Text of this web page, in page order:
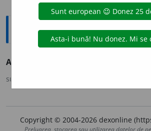
Antonime
Astupare
sursa:
Copyright © 2004-2026 dexonline
Preluarea, stocarea sau utilizarea datelor de